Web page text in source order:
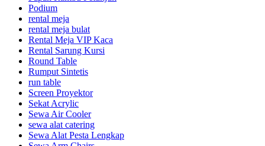
Podium
rental meja
rental meja bulat
Rental Meja VIP Kaca
Rental Sarung Kursi
Round Table
Rumput Sintetis
run table
Screen Proyektor
Sekat Acrylic
Sewa Air Cooler
sewa alat catering
Sewa Alat Pesta Lengkap